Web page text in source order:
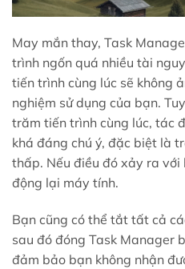
May mắn thay, Task
trình ngốn quá nhiều tài
tiến trình cùng lúc sẽ không
nghiệm sử dụng của bạn.
trăm tiến trình cùng lúc, tác
khá đáng chú ý, đặc biệt là
thấp. Nếu điều đó xảy ra với
động lại máy tính.
Bạn cũng có thể tắt tất cả
sau đó đóng Task Manager
đảm bảo bạn không nhận